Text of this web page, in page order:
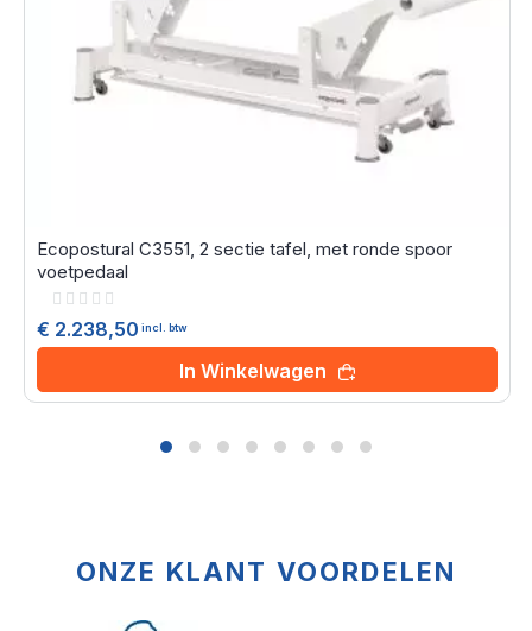
Ecopostural C3551, 2 sectie tafel, met ronde spoor
voetpedaal
Rating:
€ 2.238,50 incl. btw
In Winkelwagen
ONZE KLANT VOORDELEN